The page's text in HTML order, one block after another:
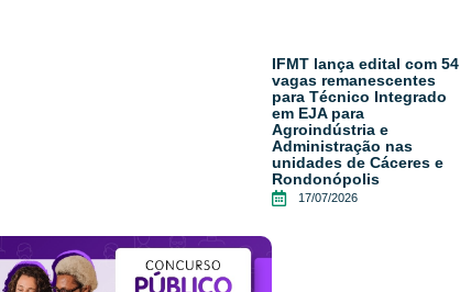
IFMT lança edital com 54
vagas remanescentes
para Técnico Integrado
em EJA para
Agroindústria e
Administração nas
unidades de Cáceres e
Rondonópolis
17/07/2026